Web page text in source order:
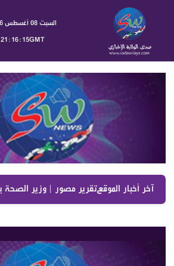
السبت 08 أغسطس 2026
21:16:16GMT
آخر أخبار الموقع :